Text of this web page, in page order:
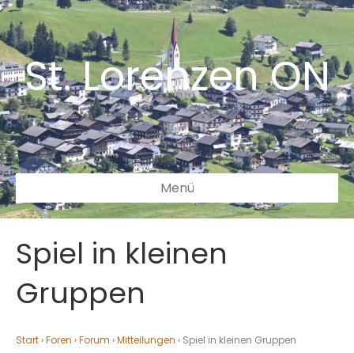
St. Lorenzen ON
Menü
Spiel in kleinen
Gruppen
Start ›Foren ›Forum ›Mitteilungen › Spiel in kleinen Gruppen